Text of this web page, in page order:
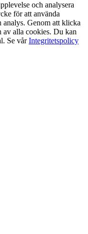
och analysera
för att använda
Genom att klicka
av alla cookies. Du kan
Se vårIntegritetspolicy